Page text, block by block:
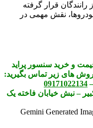
رانندگان قرار گرفته
نقش مهمی در
و خرید سنسور پراید
روش های زیر تماس بگیرید:
09171022134
– نبش خیابان فاخته یک